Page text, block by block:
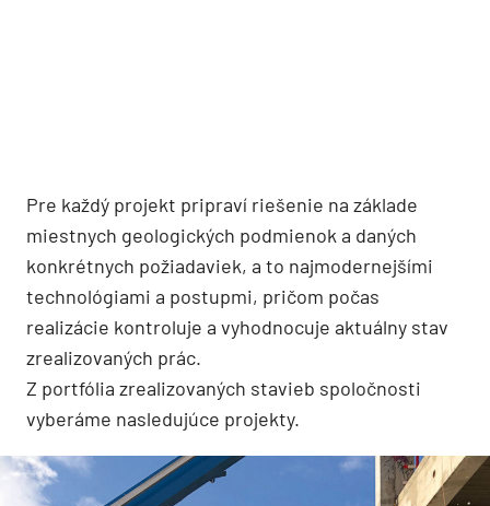
Pre každý projekt pripraví riešenie na základe
miestnych geologických podmienok a daných
konkrétnych požiadaviek, a to najmodernejšími
technológiami a postupmi, pričom počas
realizácie kontroluje a vyhodnocuje aktuálny stav
zrealizovaných prác.
Z portfólia zrealizovaných stavieb spoločnosti
vyberáme nasledujúce projekty.